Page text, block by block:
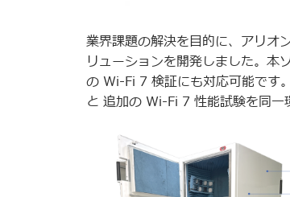
業界課題の解決を目的に、アリ
リューションを開発しました。本
の Wi-Fi 7 検証にも対応可能で
と 追加の Wi-Fi 7 性能試験を同一